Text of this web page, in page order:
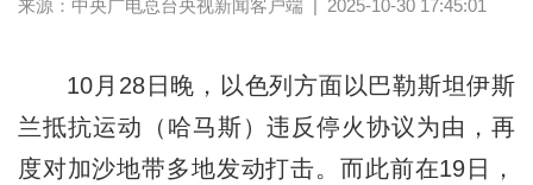
来源： 中央广电总台央视新闻客户端 | 2025-10-30 17:45:01
10月28日晚，以色列方面以巴勒斯坦伊斯
兰抵抗运动（哈马斯）违反停火协议为由，再
度对加沙地带多地发动打击。而此前在19日，